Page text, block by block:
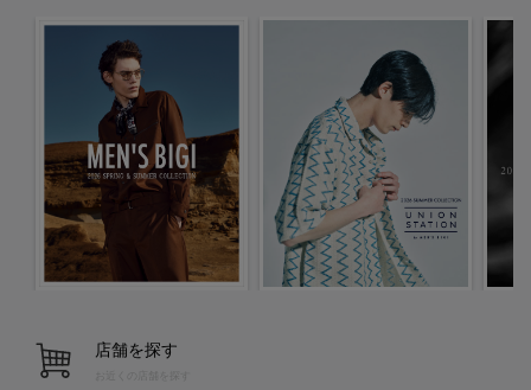
店舗を探す
お近くの店舗を探す